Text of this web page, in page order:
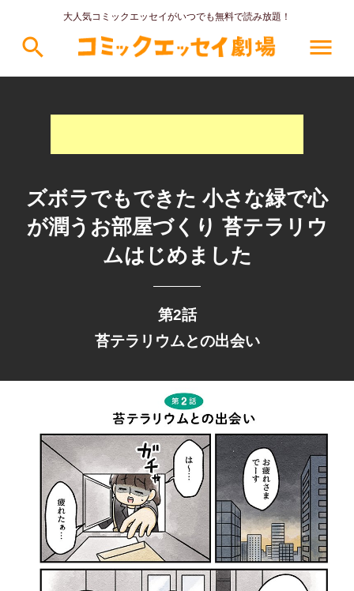
大人気コミックエッセイがいつでも無料で読み放題！
search menu
ズボラでもできた 小さな緑で心
が潤うお部屋づくり 苔テラリウ
ムはじめました
第2話
苔テラリウムとの出会い